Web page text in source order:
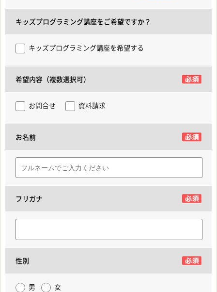
キッズプログラミング講座をご希望ですか？
キッズプログラミング講座を希望する
希望内容（複数選択可）
お問合せ 資料請求
お名前
フリガナ
性別
男 女